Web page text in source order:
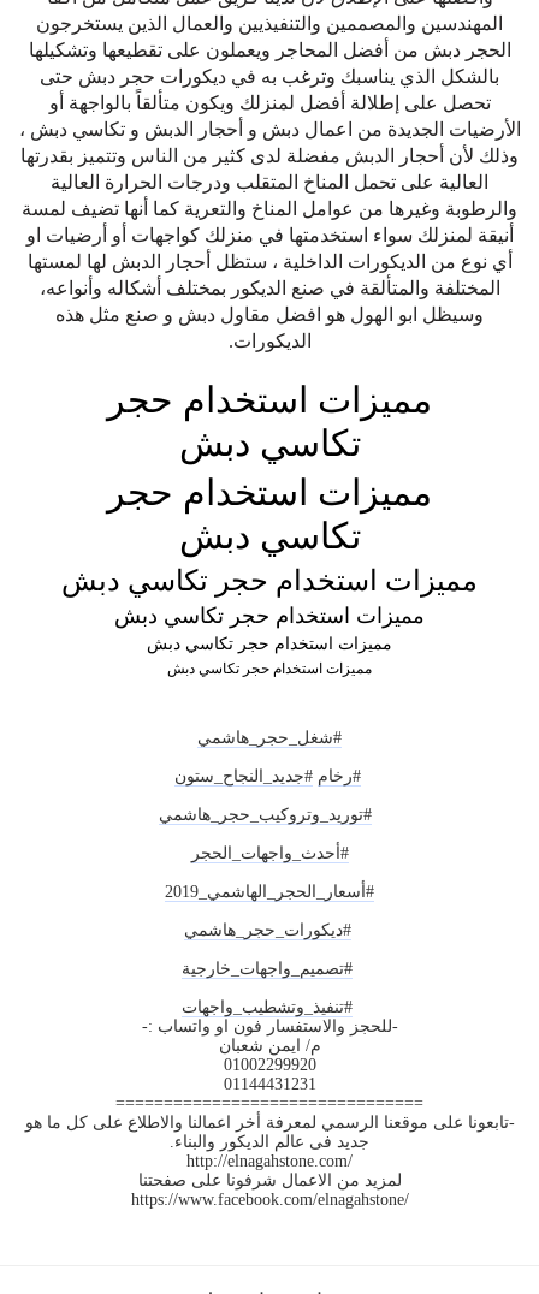
المهندسين والمصممين والتنفيذيين والعمال الذين يستخرجون
الحجر دبش من أفضل المحاجر ويعملون على تقطيعها وتشكيلها
بالشكل الذي يناسبك وترغب به في ديكورات حجر دبش حتى
تحصل على إطلالة أفضل لمنزلك ويكون متألقاً بالواجهة أو
الأرضيات الجديدة من اعمال دبش و أحجار الدبش و تكاسي دبش ،
وذلك لأن أحجار الدبش مفضلة لدى كثير من الناس وتتميز بقدرتها
العالية على تحمل المناخ المتقلب ودرجات الحرارة العالية
والرطوبة وغيرها من عوامل المناخ والتعرية كما أنها تضيف لمسة
أنيقة لمنزلك سواء استخدمتها في منزلك كواجهات أو أرضيات او
أي نوع من الديكورات الداخلية ، ستظل أحجار الدبش لها لمستها
المختلفة والمتألقة في صنع الديكور بمختلف أشكاله وأنواعه،
وسيظل ابو الهول هو افضل مقاول دبش و صنع مثل هذه
الديكورات.
مميزات استخدام حجر
تكاسي دبش
مميزات استخدام حجر
تكاسي دبش
مميزات استخدام حجر تكاسي دبش
مميزات استخدام حجر تكاسي دبش
مميزات استخدام حجر تكاسي دبش
مميزات استخدام حجر تكاسي دبش
#شغل_حجر_هاشمي
#رخام #جديد_النجاح _ستون
#توريد_وتروكيب_حجر_هاشمي
#أحدث_واجهات_الحجر
#أسعار_الحجر_الهاشمي_2019
#ديكورات_حجر_هاشمي
#تصميم_واجهات_خارجية
#تنفيذ_وتشطيب_واجهات
-للحجز والاستفسار فون او واتساب :-
م/ ايمن شعبان
01002299920
01144431231
================================
-تابعونا على موقعنا الرسمي لمعرفة أخر اعمالنا والاطلاع على كل ما هو
جديد فى عالم الديكور والبناء.
http://elnagahstone.com/
لمزيد من الاعمال شرفونا على صفحتنا
https://www.facebook.com/elnagahstone/